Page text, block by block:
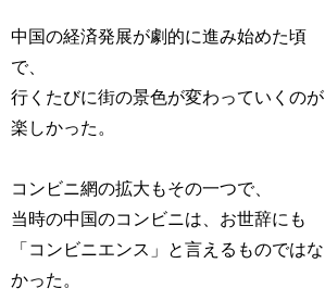
中国の経済発展が劇的に進み始めた頃
で、
行くたびに街の景色が変わっていくのが
楽しかった。
コンビニ網の拡大もその一つで、
当時の中国のコンビニは、お世辞にも
「コンビニエンス」と言えるものではな
かった。